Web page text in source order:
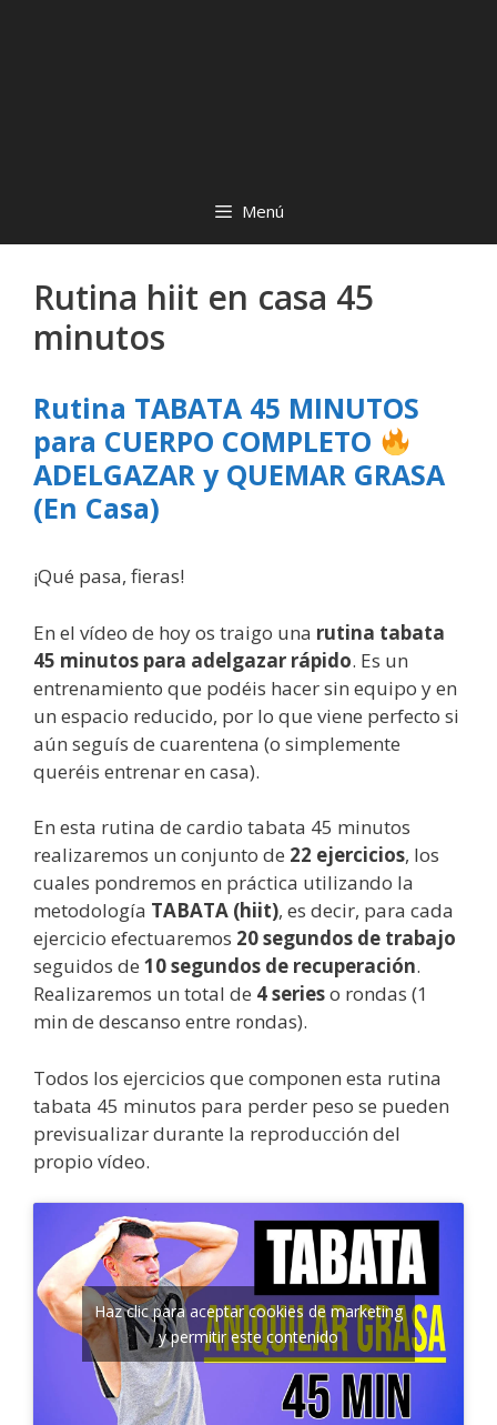
Menú
Rutina hiit en casa 45
minutos
Rutina TABATA 45 MINUTOS
para CUERPO COMPLETO
ADELGAZAR y QUEMAR GRASA
(En Casa)
¡Qué pasa, fieras!
En el vídeo de hoy os traigo una rutina tabata
45 minutos para adelgazar rápido. Es un
entrenamiento que podéis hacer sin equipo y en
un espacio reducido, por lo que viene perfecto si
aún seguís de cuarentena (o simplemente
queréis entrenar en casa).
En esta rutina de cardio tabata 45 minutos
realizaremos un conjunto de 22 ejercicios, los
cuales pondremos en práctica utilizando la
metodología TABATA (hiit), es decir, para cada
ejercicio efectuaremos 20 segundos de trabajo
seguidos de 10 segundos de recuperación.
Realizaremos un total de 4 serieso rondas (1
min de descanso entre rondas).
Todos los ejercicios que componen esta rutina
tabata 45 minutos para perder peso se pueden
previsualizar durante la reproducción del
propio vídeo.
Haz clic para aceptar cookies de marketing
y permitir este contenido